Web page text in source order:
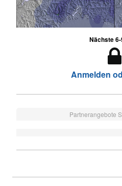
Nächste 6-
Anmelden
Partnerangebote